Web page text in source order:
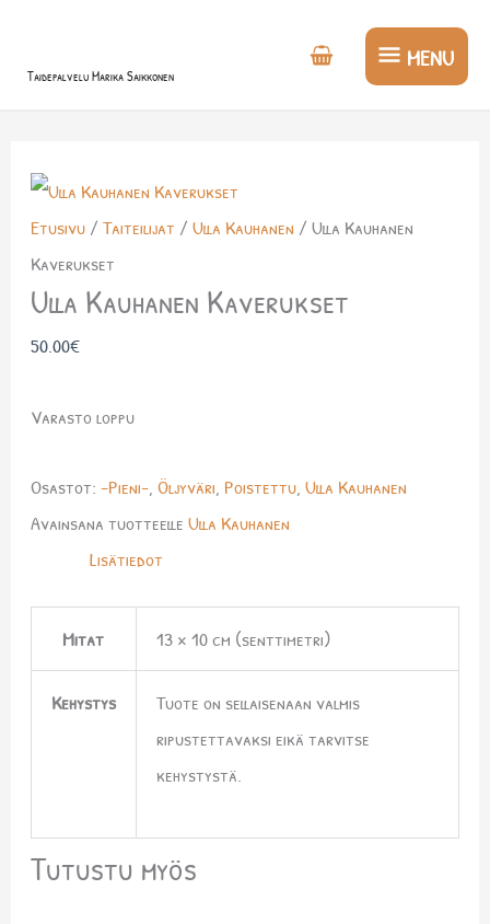
Taidepalvelu Marika Saikkonen
MENU
MENU
Etusivu/ Taiteilijat / Ulla Kauhanen / Ulla Kauhanen
Kaverukset
Ulla Kauhanen Kaverukset
50.00€
Varasto loppu
Osastot: -Pieni-, Öljyväri, Poistettu, Ulla Kauhanen
Avainsana tuotteelle Ulla Kauhanen
Lisätiedot
Mitat 13 × 10 cm (senttimetri)
Kehystys
Tuote on sellaisenaan valmis
ripustettavaksi eikä tarvitse
kehystystä.
Tutustu myös